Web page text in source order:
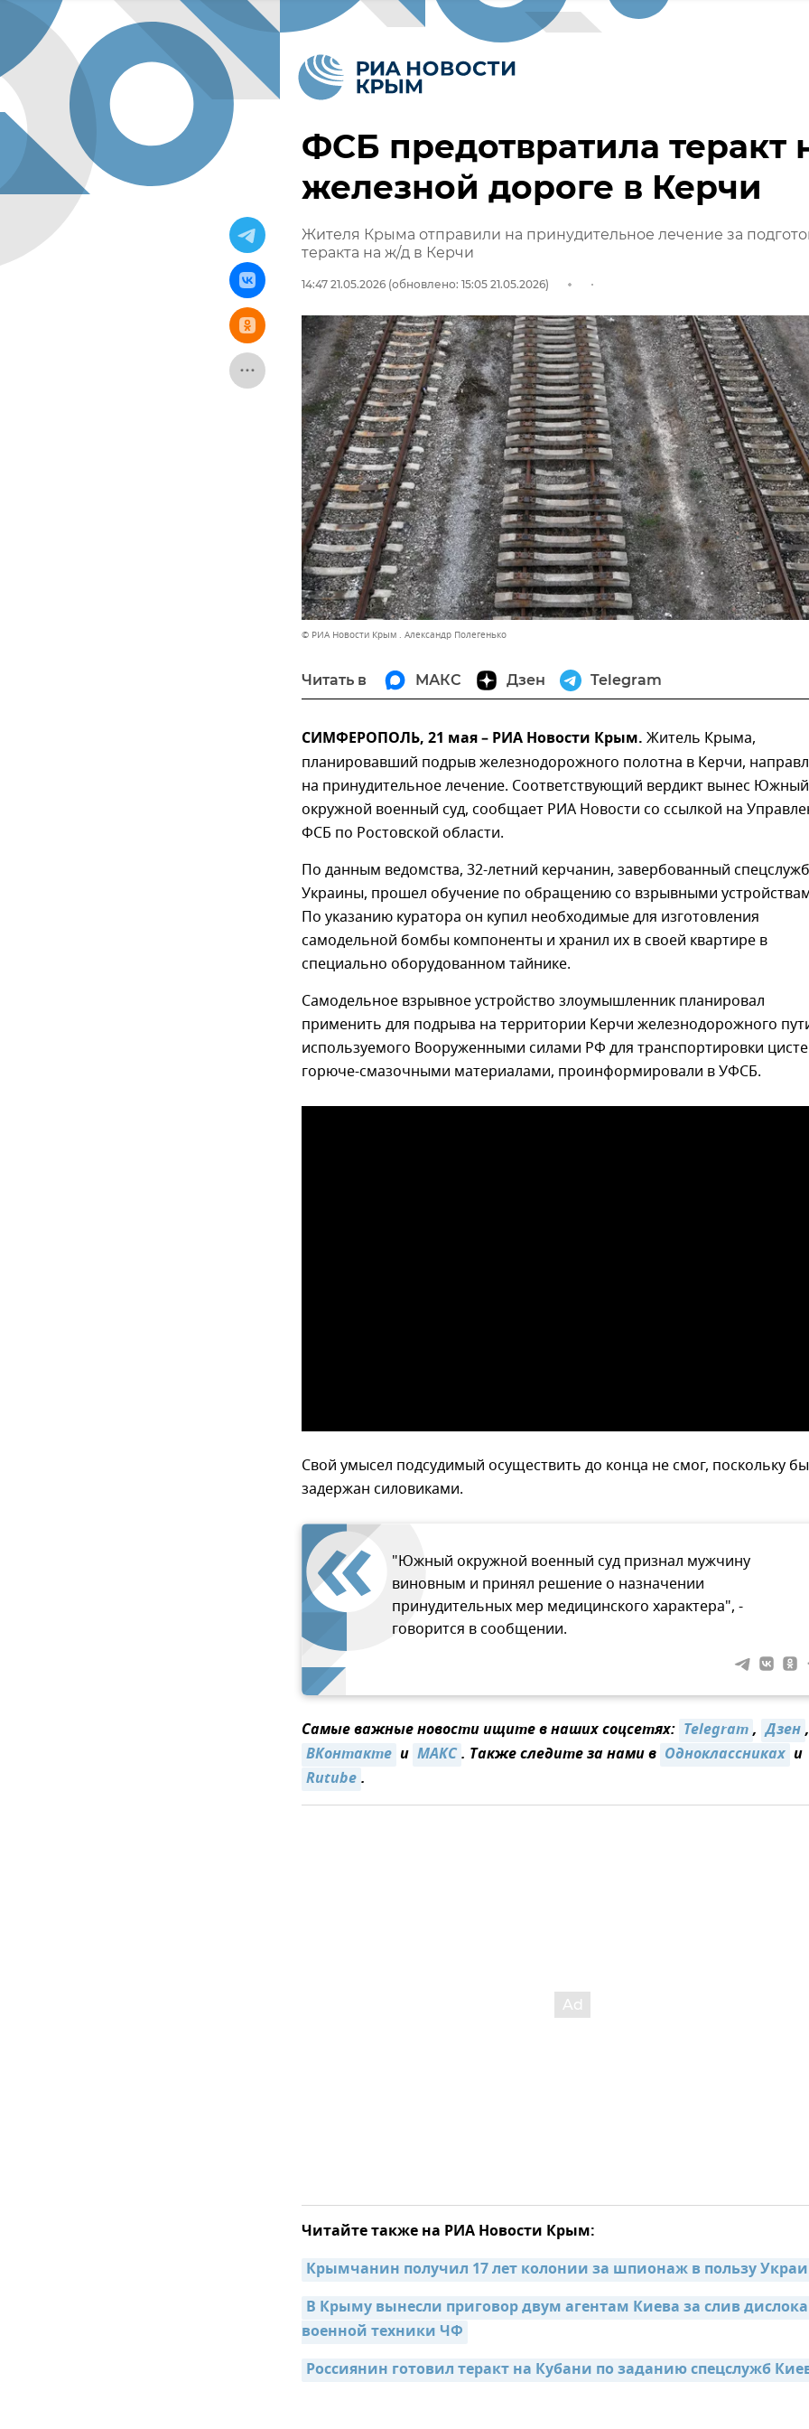
ФСБ предотвратила теракт
железной дороге в Керчи
Жителя Крыма отправили на принудительное лечение за
теракта на ж/д в Керчи
14:47 21.05.2026 (обновлено: 15:05 21.05.2026)
© РИА Новости Крым . Александр Полегенько
Читать в МАКС Дзен Telegram
СИМФЕРОПОЛЬ, 21 мая – РИА Новости Крым. Житель Крыма,
планировавший подрыв железнодорожного полотна в Керчи,
на принудительное лечение. Соответствующий вердикт вынес Южный
окружной военный суд, сообщает РИА Новости со ссылкой на
ФСБ по Ростовской области.
По данным ведомства, 32-летний керчанин, завербованный
Украины, прошел обучение по обращению со взрывными
По указанию куратора он купил необходимые для изготовления
самодельной бомбы компоненты и хранил их в своей квартире в
специально оборудованном тайнике.
Самодельное взрывное устройство злоумышленник планировал
применить для подрыва на территории Керчи железнодорожного
используемого Вооруженными силами РФ для транспортировки
горюче-смазочными материалами, проинформировали в УФСБ.
Свой умысел подсудимый осуществить до конца не смог, поскольку
задержан силовиками.
"Южный окружной военный суд признал мужчину
виновным и принял решение о назначении
принудительных мер медицинского характера", -
говорится в сообщении.
Самые важные новости ищите в наших соцсетях: Telegram, Дзен,
ВКонтакте и MAКС. Также следите за нами в Одноклассниках и
Rutube.
Читайте также на РИА Новости Крым:
Крымчанин получил 17 лет колонии за шпионаж в пользу
В Крыму вынесли приговор двум агентам Киева за слив
военной техники ЧФ
Россиянин готовил теракт на Кубани по заданию спецслужб